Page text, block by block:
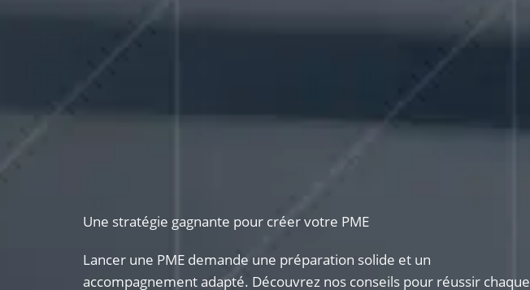
Une stratégie gagnante pour créer votre PME
Lancer une PME demande une préparation solide et un
accompagnement adapté. Découvrez nos conseils pour réussir chaque